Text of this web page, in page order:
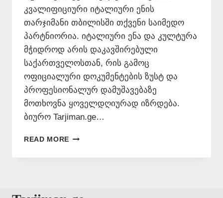
კვალიფიციური იტალიური ენის
თარჯიმანი თბილისში თქვენი საიმედო
პარტნიორია. იტალიური ენა და კულტურა
მჭიდროდ არის დაკავშირებული
საქართველოსთან, რის გამოც
ოფიციალური დოკუმენტების ზუსტ და
პროფესიონალურ დამუშავებაზე
მოთხოვნა ყოველდღიურად იზრდება.
ბიურო Tarjiman.ge…
READ MORE ᲘᲢᲐᲚᲘᲣᲠᲘ
ᲗᲐᲠᲯᲘᲛᲐᲜᲘ